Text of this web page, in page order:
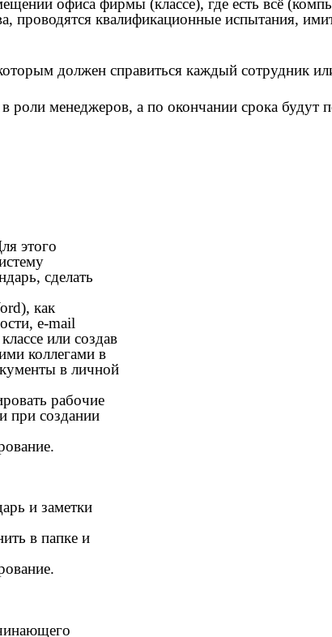
офиса фирмы (классе), где есть всё
проводятся квалификационные испытания,
должен справиться каждый сотрудник
роли менеджеров, а по окончании срока
этого
сделать
как
e-mail
или создав
коллегами в
в личной
рабочие
при создании
и заметки
в папке и